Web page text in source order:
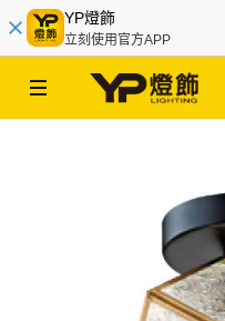
YP燈飾
立刻使用官方APP